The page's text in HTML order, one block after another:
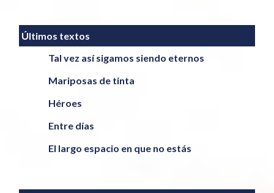
Últimos textos
Tal vez así sigamos siendo eternos
Mariposas de tinta
Héroes
Entre días
El largo espacio en que no estás